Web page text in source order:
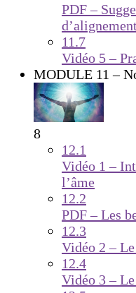
PDF –
11.7
Vidéo 5 –
MODULE 11 –
8
12.1
Vidéo 1 –
l’âme
12.2
PDF – Les
12.3
Vidéo 2 –
12.4
Vidéo 3 –